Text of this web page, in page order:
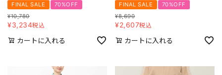
FINAL SALE
70%OFF
¥10,780
¥3,234税込
カートに入れる
FINAL SALE
70%OFF
¥8,690
¥2,607税込
カートに入れる